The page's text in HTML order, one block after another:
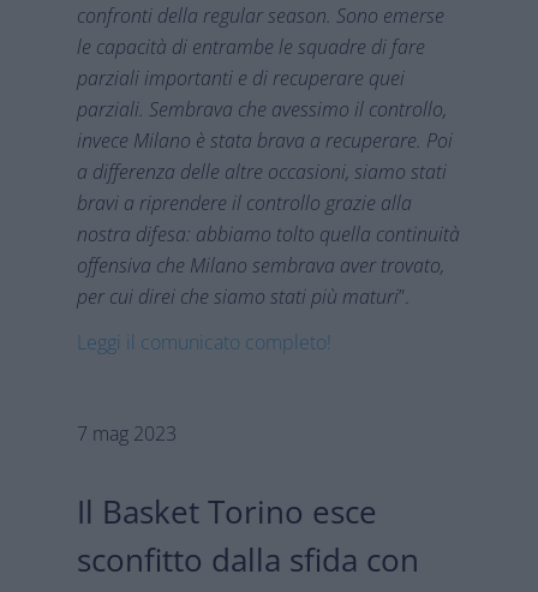
confronti della regular season. Sono emerse
le capacità di entrambe le squadre di fare
parziali importanti e di recuperare quei
parziali. Sembrava che avessimo il controllo,
invece Milano è stata brava a recuperare. Poi
a differenza delle altre occasioni, siamo stati
bravi a riprendere il controllo grazie alla
nostra difesa: abbiamo tolto quella continuità
offensiva che Milano sembrava aver trovato,
per cui direi che siamo stati più maturi”.
Leggi il comunicato completo!
7 mag 2023
Il Basket Torino esce
sconfitto dalla sfida con